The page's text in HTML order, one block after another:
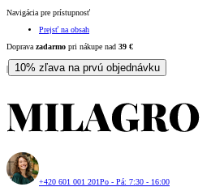
Navigácia pre prístupnosť
Prejsť na obsah
Doprava zadarmo pri nákupe nad 39 €
| 10% zľava na prvú objednávku
+420 601 001 201Po - Pá: 7:30 - 16:00